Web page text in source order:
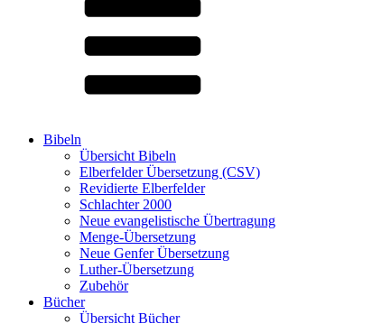
Bibeln
Übersicht Bibeln
Elberfelder Übersetzung (CSV)
Revidierte Elberfelder
Schlachter 2000
Neue evangelistische Übertragung
Menge-Übersetzung
Neue Genfer Übersetzung
Luther-Übersetzung
Zubehör
Bücher
Übersicht Bücher